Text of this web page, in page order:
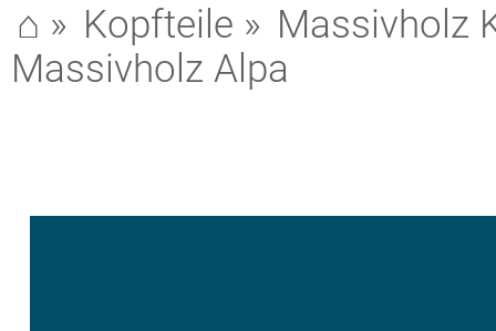
⌂ » Kopfteile » Massivholz
Massivholz Alpa